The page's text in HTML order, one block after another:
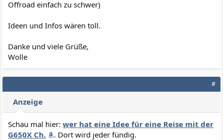
Offroad einfach zu schwer)
Ideen und Infos wären toll.
Danke und viele Grüße,
Wolle
#
Anzeige
Schau mal hier: wer hat eine Idee für eine Reise mit der
G650X Ch.
. Dort wird jeder fündig.